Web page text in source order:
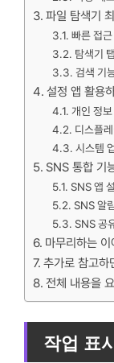
파일 탐색기
빠른 접근
탐색기
검색 기
설정 앱 활용
개인 정보
디스플
시스템
SNS 통합 기
SNS 앱
SNS 알
SNS 공
마무리하는 이
추가로 참고하
전체 내용을
작업 표